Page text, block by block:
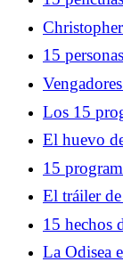
2026
realmente
de terror y
hacer una
15
personajes
Doctor
Los 15
El huevo
hayas
15
repetitivas
El tráiler
historia
15 hechos
La Odisea